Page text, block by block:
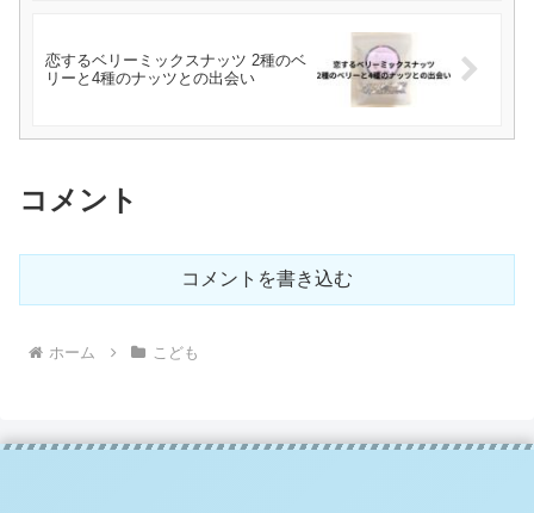
恋するベリーミックスナッツ 2種のベ
リーと4種のナッツとの出会い
コメント
コメントを書き込む
ホーム こども